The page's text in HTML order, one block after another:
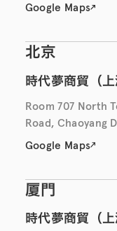
Google Maps
北京
時代夢商貿（
Room 707 North
Road, Chaoyang
Google Maps
厦門
時代夢商貿（